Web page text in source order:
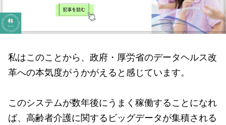
私はこのことから、政府・厚労省のデータヘルス改
革への本気度がうかがえると感じています。
このシステムが数年後にうまく稼働することになれ
ば、高齢者介護に関するビッグデータが集積される